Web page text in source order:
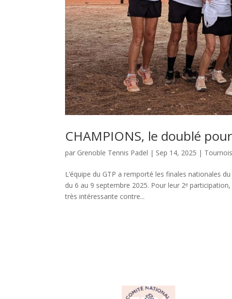
CHAMPIONS, le doublé
par Grenoble Tennis Padel | Sep 14, 2025 |
L’équipe du GTP a remporté les finales nationales
du 6 au 9 septembre 2025. Pour leur 2ᵉ
très intéressante contre...